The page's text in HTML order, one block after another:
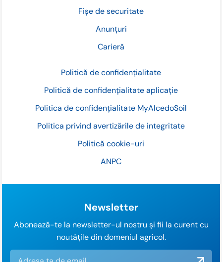
Fișe de securitate
Anunțuri
Carieră
Politică de confidențialitate
Politică de confidențialitate aplicație
Politica de confidențialitate MyAlcedoSoil
Politica privind avertizările de integritate
Politică cookie-uri
ANPC
Newsletter
Abonează-te la newsletter-ul nostru și fii la curent cu
noutățile din domeniul agricol.